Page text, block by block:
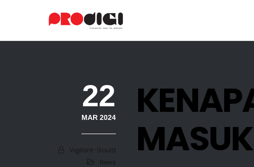
22
MAR 2024
Vigilant-Gould
News